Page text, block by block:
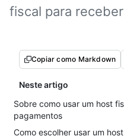
fiscal para
Copiar como Markdown
Neste artigo
Sobre como usar um host
pagamentos
Como escolher usar um